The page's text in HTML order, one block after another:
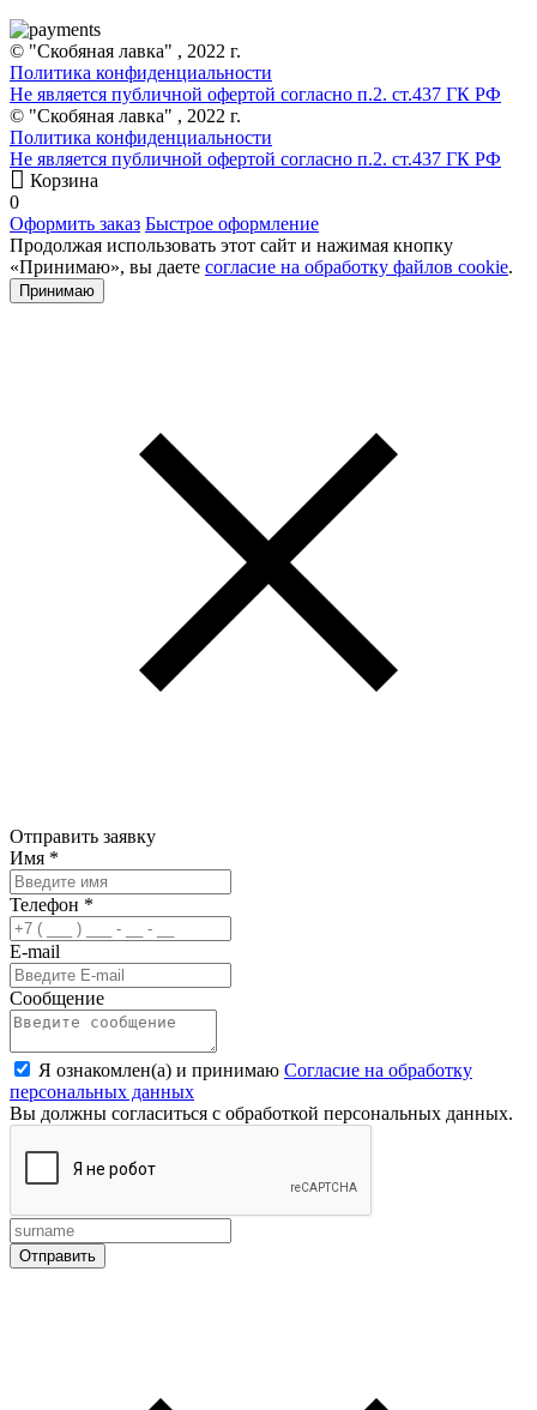
© "Скобяная лавка" , 2022 г.
Политика конфиденциальности
Не является публичной офертой согласно п.2. ст.437 ГК РФ
© "Скобяная лавка" , 2022 г.
Политика конфиденциальности
Не является публичной офертой согласно п.2. ст.437 ГК РФ
Корзина
0
Оформить заказ Быстрое оформление
Продолжая использовать этот сайт и нажимая кнопку
«Принимаю», вы даете согласие на обработку файлов cookie.
Принимаю
Отправить заявку
Имя *
Телефон *
E-mail
Сообщение
Я ознакомлен(а) и принимаю Согласие на обработку
персональных данных
Вы должны согласиться с обработкой персональных данных.